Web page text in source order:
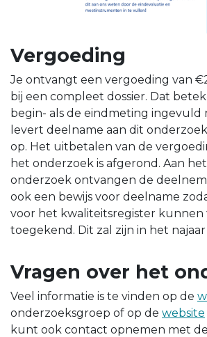
Vergoeding
Je ontvangt een vergoeding van
bij een compleet dossier. Dat
begin- als de eindmeting ingevuld
levert deelname aan dit
op. Het uitbetalen van de
het onderzoek is afgerond. Aan
onderzoek ontvangen de
ook een bewijs voor deelname
voor het kwaliteitsregister kunnen
toegekend. Dit zal zijn in het najaar
Vragen over het
Veel informatie is te vinden op de
onderzoeksgroep of op de website
kunt ook contact opnemen met de